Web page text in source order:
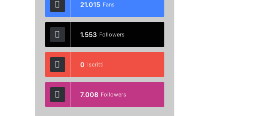
21.015 Fans
1.553 Followers
0 Iscritti
7.008 Followers